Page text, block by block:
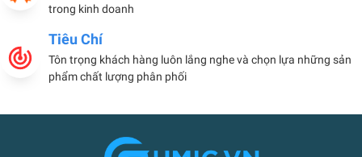
trong kinh doanh
Tiêu Chí
Tôn trọng khách hàng luôn lắng nghe và chọn lựa những sản
phẩm chất lượng phân phối